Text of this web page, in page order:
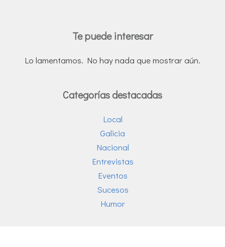
Te puede interesar
Lo lamentamos. No hay nada que mostrar aún.
Categorías destacadas
Local
Galicia
Nacional
Entrevistas
Eventos
Sucesos
Humor